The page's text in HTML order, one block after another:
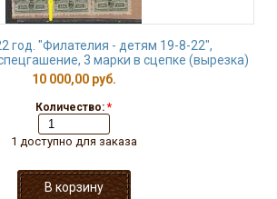
год. "Филателия - детям 19-8-22",
3 марки в сцепке (вырезка)
10 000,00 руб.
Количество: *
1 доступно для заказа